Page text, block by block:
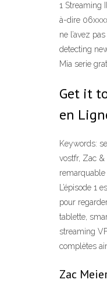
1 Streaming
à-dire
ne l’avez
detecting
Mia serie
Get it
en
Keywords:
vostfr, Zac &
remarquable
L’épisode
pour
tablette,
streaming
complètes
Zac